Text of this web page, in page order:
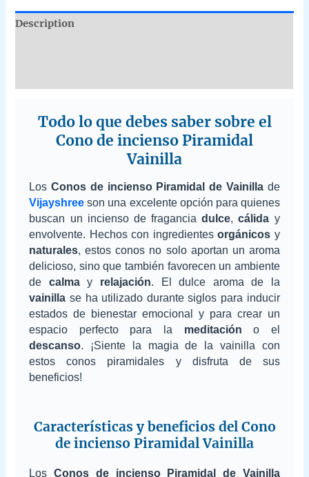
quantity
Description
Todo lo que debes saber sobre el
Cono de incienso Piramidal
Vainilla
LosConos de incienso Piramidal de Vainillade
Vijayshree son una excelente opción para quienes
buscan un incienso de fraganciadulce,cálida y
envolvente. Hechos con ingredientesorgánicos y
naturales, estos conos no solo aportan un aroma
delicioso, sino que también favorecen un ambiente
de calmay relajación. El dulce aroma de la
vainilla se ha utilizado durante siglos para inducir
estados de bienestar emocional y para crear un
espacio perfecto para la meditación o el
descanso. ¡Siente la magia de la vainilla con
estos conos piramidales y disfruta de sus
beneficios!
Características y beneficios del Cono
de incienso Piramidal Vainilla
LosConos de incienso Piramidal de Vainilla